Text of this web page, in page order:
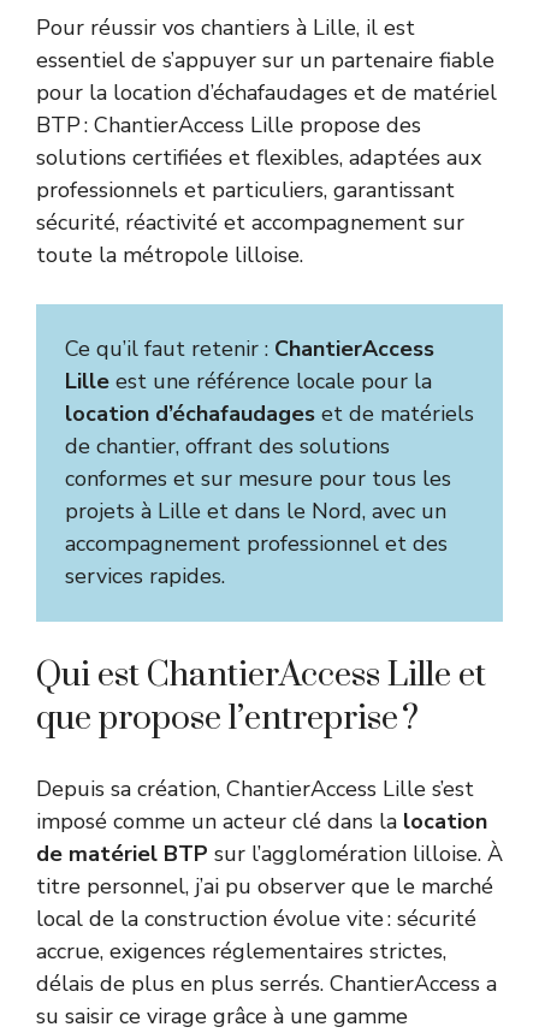
Pour réussir vos chantiers à Lille, il est
essentiel de s’appuyer sur un partenaire fiable
pour la location d’échafaudages et de matériel
BTP : ChantierAccess Lille propose des
solutions certifiées et flexibles, adaptées aux
professionnels et particuliers, garantissant
sécurité, réactivité et accompagnement sur
toute la métropole lilloise.
Ce qu’il faut retenir : ChantierAccess
Lille est une référence locale pour la
location d’échafaudages et de matériels
de chantier, offrant des solutions
conformes et sur mesure pour tous les
projets à Lille et dans le Nord, avec un
accompagnement professionnel et des
services rapides.
Qui est ChantierAccess Lille et
que propose l’entreprise ?
Depuis sa création, ChantierAccess Lille s’est
imposé comme un acteur clé dans la location
de matériel BTP sur l’agglomération lilloise. À
titre personnel, j’ai pu observer que le marché
local de la construction évolue vite : sécurité
accrue, exigences réglementaires strictes,
délais de plus en plus serrés. ChantierAccess a
su saisir ce virage grâce à une gamme